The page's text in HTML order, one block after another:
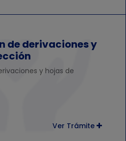
de derivaciones y
y hojas de
Ver Trámite